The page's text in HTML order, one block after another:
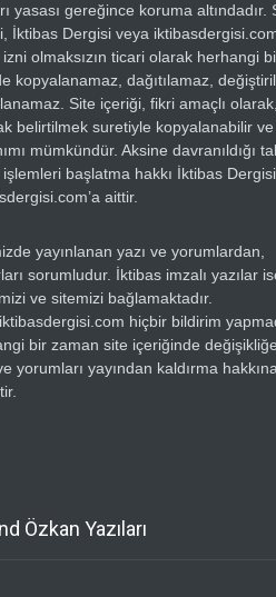
yasası gereğince koruma altındadır.
İktibas Dergisi veya
izni olmaksızın ticari olarak herhangi
kopyalanamaz, dağıtılamaz,
Site içeriği, fikri amaçlı
belirtilmek suretiyle kopyalanabilir ve
mümkündür. Aksine davranıldığı
başlatma hakkı İktibas
aittir.
yayınlanan yazı ve yorumlardan,
sorumludur. İktibas imzalı yazılar
ve sitemizi bağlamaktadır.
hiçbir bildirim
bir zaman site içeriğinde
yorumları yayından kaldırma hakkına
Özkan Yazıları